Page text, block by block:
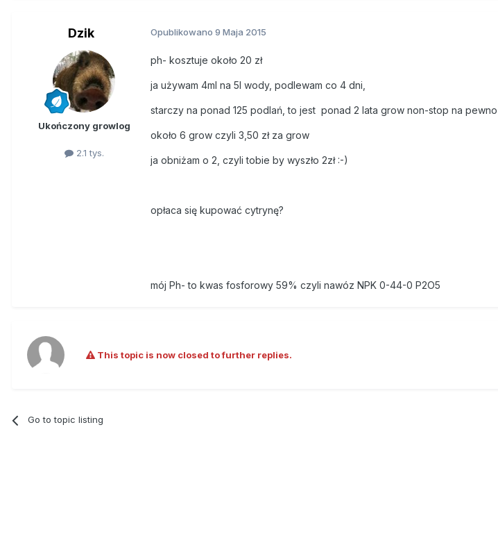
Dzik
Ukończony growlog
2.1 tys.
Opublikowano 9 Maja 2015
ph- kosztuje około 20 zł
ja używam 4ml na 5l wody, podlewam co 4 dni,
starczy na ponad 125 podlań, to jest ponad 2 lata grow non-stop na pewno ,
około 6 grow czyli 3,50 zł za grow
ja obniżam o 2, czyli tobie by wyszło 2zł :-)
opłaca się kupować cytrynę?
mój Ph- to kwas fosforowy 59% czyli nawóz NPK 0-44-0 P2O5
This topic is now closed to further replies.
Go to topic listing